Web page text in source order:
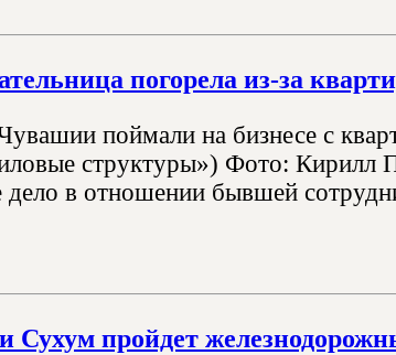
погорела из-за
поймали на бизнесе с
структуры») Фото: Кирилл
дело в отношении бывшей
Сухум пройдет